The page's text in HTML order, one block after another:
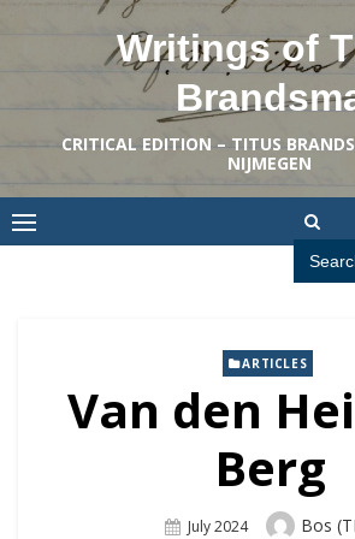
Writings of
CRITICAL EDITION – TITUS
NIJMEGEN
Search
for:
ARTICLES
Van den
Berg
Posted
July 2024 Author
Bos